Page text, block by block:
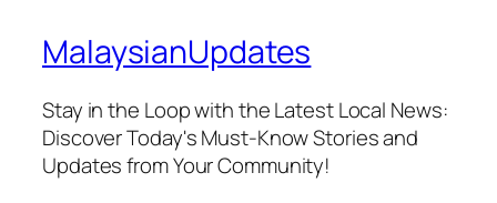
MalaysianUpdates
Stay in the Loop with the Latest Local News:
Discover Today's Must-Know Stories and
Updates from Your Community!